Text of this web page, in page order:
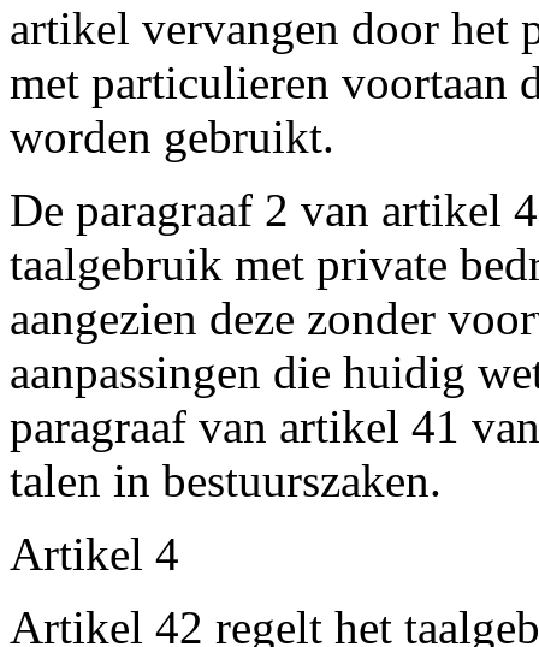
artikel vervangen door het
met particulieren voortaan
worden gebruikt.
De paragraaf 2 van artikel
taalgebruik met private
aangezien deze zonder
aanpassingen die huidig
paragraaf van artikel 41
talen in bestuurszaken.
Artikel 4
Artikel 42 regelt het